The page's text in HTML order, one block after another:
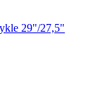
29"/27,5"